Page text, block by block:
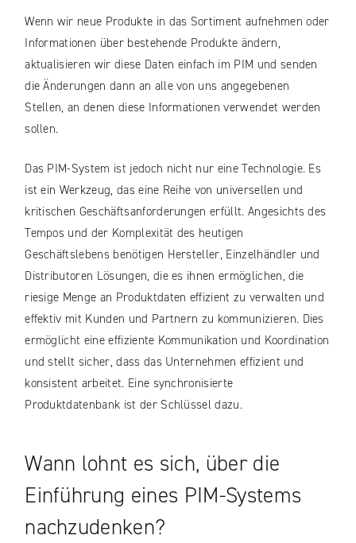
Wenn wir neue Produkte in das Sortiment aufnehmen oder
Informationen über bestehende Produkte ändern,
aktualisieren wir diese Daten einfach im PIM und senden
die Änderungen dann an alle von uns angegebenen
Stellen, an denen diese Informationen verwendet werden
sollen.
Das PIM-System ist jedoch nicht nur eine Technologie. Es
ist ein Werkzeug, das eine Reihe von universellen und
kritischen Geschäftsanforderungen erfüllt. Angesichts des
Tempos und der Komplexität des heutigen
Geschäftslebens benötigen Hersteller, Einzelhändler und
Distributoren Lösungen, die es ihnen ermöglichen, die
riesige Menge an Produktdaten effizient zu verwalten und
effektiv mit Kunden und Partnern zu kommunizieren. Dies
ermöglicht eine effiziente Kommunikation und Koordination
und stellt sicher, dass das Unternehmen effizient und
konsistent arbeitet. Eine synchronisierte
Produktdatenbank ist der Schlüssel dazu.
Wann lohnt es sich, über die
Einführung eines PIM-Systems
nachzudenken?